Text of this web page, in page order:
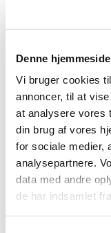
Denne
Vi bruger cookies
annoncer, til at
at analysere vores
din brug af vores
for sociale medier,
analysepartnere.
data med andre
de har indsamlet